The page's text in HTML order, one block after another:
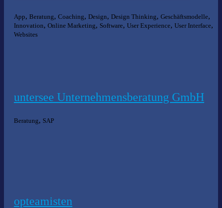
App, Beratung, Coaching, Design, Design Thinking, Geschäftsmodelle,
Innovation, Online Marketing, Software, User Experience, User Interface,
Websites
untersee Unternehmensberatung GmbH
Beratung, SAP
opteamisten